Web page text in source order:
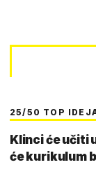
25/50 TOP
Klinci će učiti
će kurikulum